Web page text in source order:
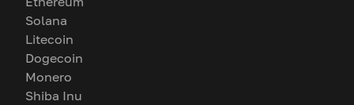
Solana
Litecoin
Dogecoin
Monero
Shiba Inu